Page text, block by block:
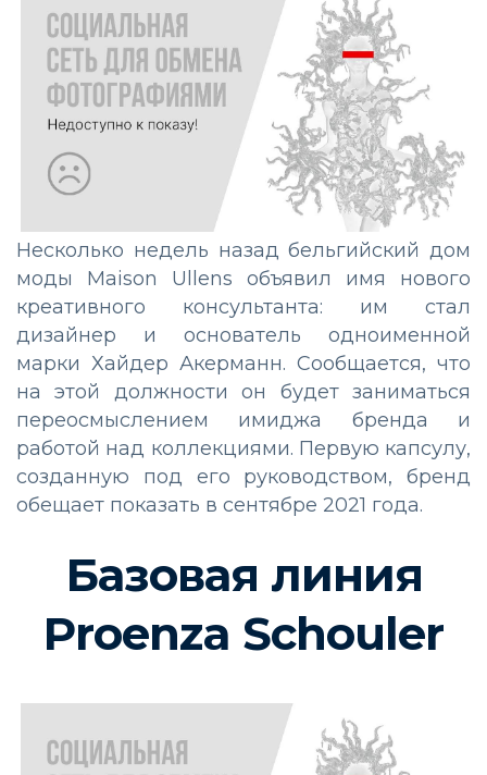
Несколько недель назад бельгийский дом
моды Maison Ullens объявил имя нового
креативного консультанта: им стал
дизайнер и основатель одноименной
марки Хайдер Акерманн. Сообщается, что
на этой должности он будет заниматься
переосмыслением имиджа бренда и
работой над коллекциями. Первую капсулу,
созданную под его руководством, бренд
обещает показать в сентябре 2021 года.
Базовая линия
Proenza Schouler